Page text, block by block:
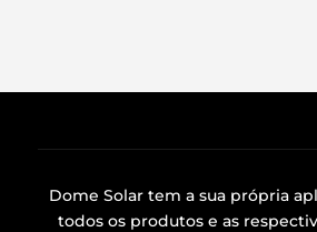
Dome Solar tem a sua própria
todos os produtos e as